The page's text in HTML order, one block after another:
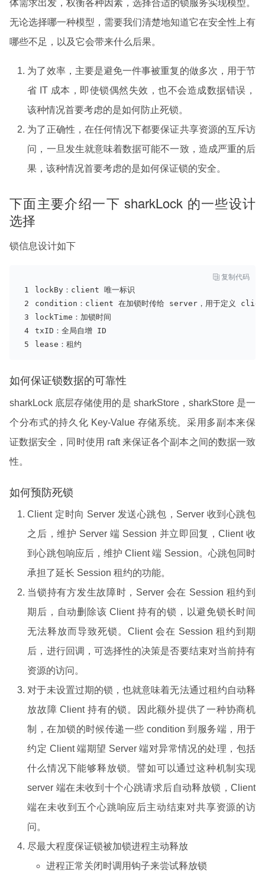
体需求出发，权衡各种因素，选择合适的锁服务实现模型。
无论选择哪一种模型，需要我们清楚地知道它在安全性上有
哪些不足，以及它会带来什么后果。
为了效率，主要是避免一件事被重复的做多次，用于节
省 IT 成本，即使锁偶然失效，也不会造成数据错误，
该种情况首要考虑的是如何防止死锁。
为了正确性，在任何情况下都要保证共享资源的互斥访
问，一旦发生就意味着数据可能不一致，造成严重的后
果，该种情况首要考虑的是如何保证锁的安全。
下面主要介绍一下 sharkLock 的一些设计
选择
锁信息设计如下
 复制代码
lockBy：client 唯一标识
condition：client 在加锁时传给 server，用于定义
lockTime：加锁时间
txID：全局自增 ID
lease：租约
如何保证锁数据的可靠性
sharkLock 底层存储使用的是 sharkStore，sharkStore 是一
个分布式的持久化 Key-Value 存储系统。采用多副本来保
证数据安全，同时使用 raft 来保证各个副本之间的数据一致
性。
如何预防死锁
Client 定时向 Server 发送心跳包，Server 收到心跳包
之后，维护 Server 端 Session 并立即回复，Client 收
到心跳包响应后，维护 Client 端 Session。心跳包同时
承担了延长 Session 租约的功能。
当锁持有方发生故障时，Server 会在 Session 租约到
期后，自动删除该 Client 持有的锁，以避免锁长时间
无法释放而导致死锁。Client 会在 Session 租约到期
后，进行回调，可选择性的决策是否要结束对当前持有
资源的访问。
对于未设置过期的锁，也就意味着无法通过租约自动释
放故障 Client 持有的锁。因此额外提供了一种协商机
制，在加锁的时候传递一些 condition 到服务端，用于
约定 Client 端期望 Server 端对异常情况的处理，包括
什么情况下能够释放锁。譬如可以通过这种机制实现
server 端在未收到十个心跳请求后自动释放锁，Client
端在未收到五个心跳响应后主动结束对共享资源的访
问。
尽最大程度保证锁被加锁进程主动释放
进程正常关闭时调用钩子来尝试释放锁